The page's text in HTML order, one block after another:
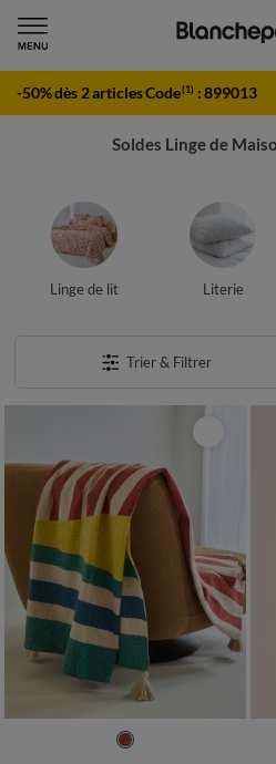
-50% dès 2 articles Code(1) :899013
Soldes Linge de
Linge de lit Literie
Trier & Filtrer